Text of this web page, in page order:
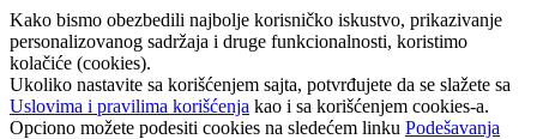
Kako bismo obezbedili najbolje korisničko iskustvo, prikazivanje
personalizovanog sadržaja i druge funkcionalnosti, koristimo
kolačiće (cookies).
Ukoliko nastavite sa korišćenjem sajta, potvrđujete da se slažete sa
Uslovima i pravilima korišćenja kao i sa korišćenjem cookies-a.
Opciono možete podesiti cookies na sledećem linku Podešavanja